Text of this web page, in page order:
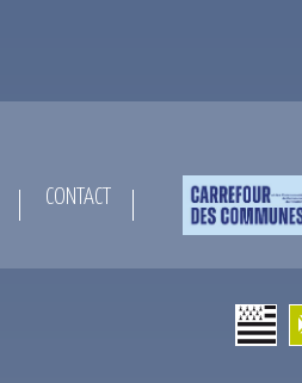
CONTACT